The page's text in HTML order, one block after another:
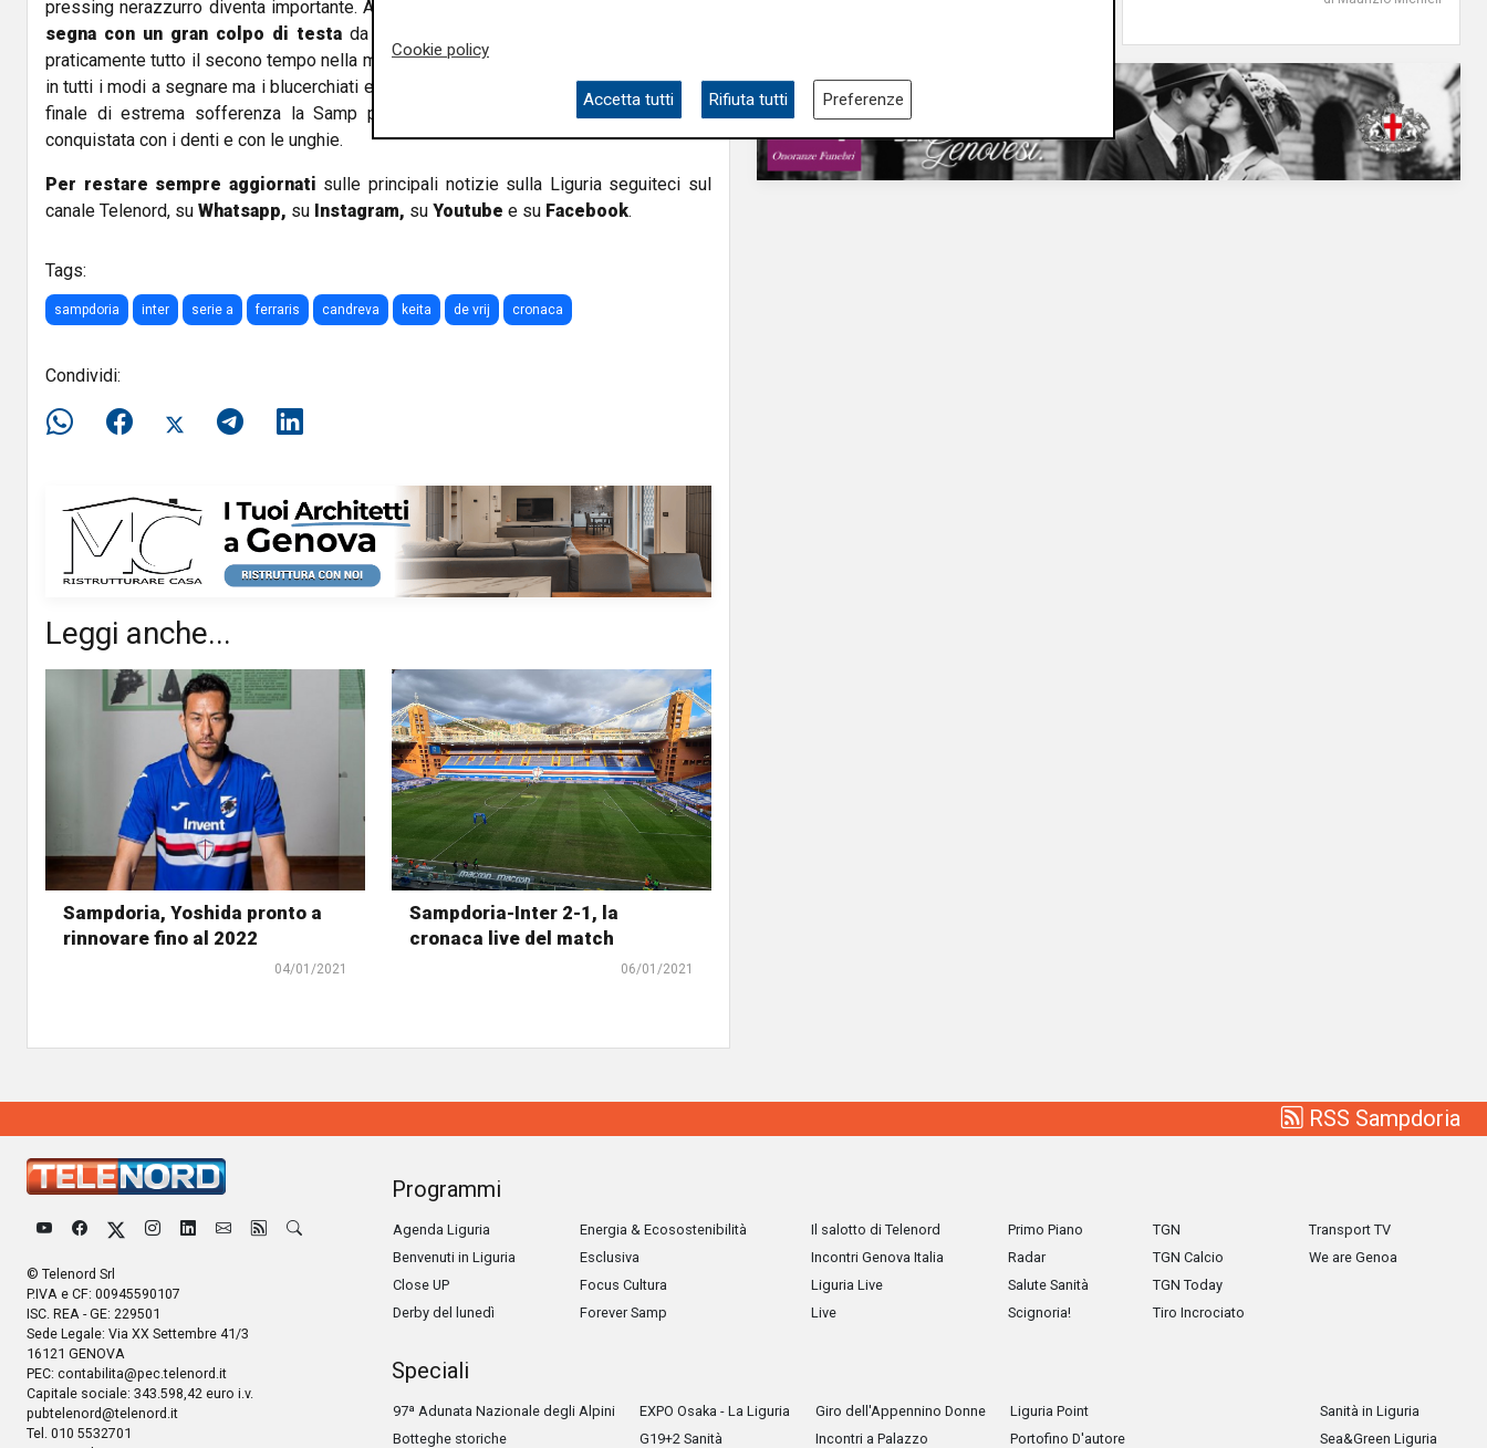
pressing nerazzurro diventa importante. A
segna con un gran colpo di testa da calcio d'angolo. Da qui in poi l'Inter gioca
praticamente tutto il secono tempo nella metà campo della Samp. I nerazzurri provano
in tutti i modi a segnare ma i blucerchiati ergono un muro di fronte ad Audero. Dopo un
finale di estrema sofferenza la Samp porta a casa una vittoria preziosissima e
conquistata con i denti e con le unghie.
Per restare sempre aggiornati sulle principali notizie sulla Liguria seguiteci sul
canale Telenord, su Whatsapp, su Instagram, su Youtube e su Facebook.
Tags:
sampdoria inter serie a ferraris candreva keita de vrij cronaca
Condividi:
Leggi anche...
Sampdoria, Yoshida pronto a
rinnovare fino al 2022
04/01/2021
Sampdoria-Inter 2-1, la
cronaca live del match
06/01/2021
RSS Sampdoria
© Telenord Srl
P.IVA e CF: 00945590107
ISC. REA - GE: 229501
Sede Legale: Via XX Settembre 41/3
16121 GENOVA
PEC: contabilita@pec.telenord.it
Capitale sociale: 343.598,42 euro i.v.
pubtelenord@telenord.it
Tel. 010 5532701
Programmi
Agenda Liguria
Benvenuti in Liguria
Close UP
Derby del lunedì
Energia & Ecosostenibilità
Esclusiva
Focus Cultura
Forever Samp
Il salotto di Telenord
Incontri Genova Italia
Liguria Live
Live
Primo Piano
Radar
Salute Sanità
Scignoria!
TGN
TGN Calcio
TGN Today
Tiro Incrociato
Transport TV
We are Genoa
Speciali
97ª Adunata Nazionale degli Alpini
Botteghe storiche
EXPO Osaka - La Liguria
G19+2 Sanità
Giro dell'Appennino Donne
Incontri a Palazzo
Liguria Point
Portofino D'autore
Sanità in Liguria
Sea&Green Liguria
Cookie policy
Accetta tutti Rifiuta tutti Preferenze